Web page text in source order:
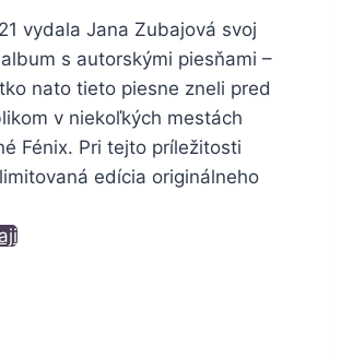
vydala Jana Zubajová svoj
s autorskými piesňami –
nato tieto piesne zneli pred
v niekoľkých mestách
Fénix. Pri tejto príležitosti
edícia originálneho